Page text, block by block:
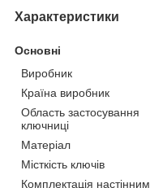
Характеристики
Основні
Виробник
Країна виробник
Область застосування
ключниці
Матеріал
Місткість ключів
Комплектація настінним